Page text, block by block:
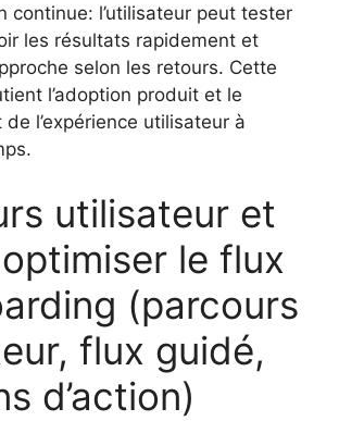
continue: l’utilisateur peut tester
les résultats rapidement et
selon les retours. Cette
l’adoption produit et le
l’expérience utilisateur à
utilisateur et
le flux
(parcours
flux guidé,
d’action)